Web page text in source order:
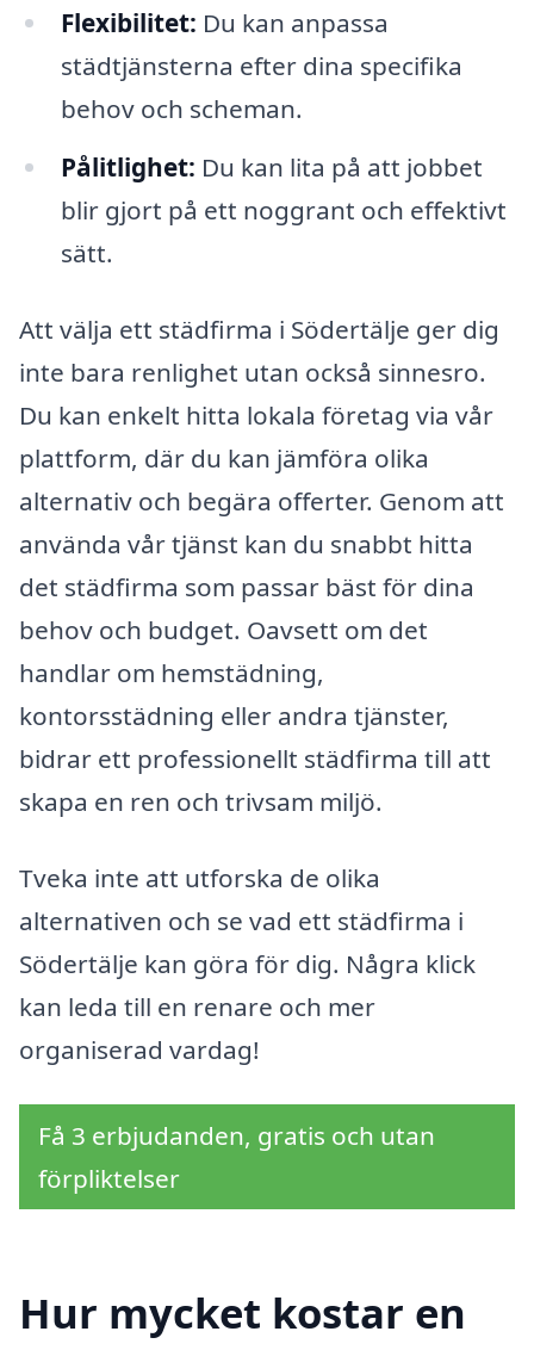
Flexibilitet: Du kan anpassa
städtjänsterna efter dina specifika
behov och scheman.
Pålitlighet: Du kan lita på att jobbet
blir gjort på ett noggrant och effektivt
sätt.
Att välja ett städfirma i Södertälje ger dig
inte bara renlighet utan också sinnesro.
Du kan enkelt hitta lokala företag via vår
plattform, där du kan jämföra olika
alternativ och begära offerter. Genom att
använda vår tjänst kan du snabbt hitta
det städfirma som passar bäst för dina
behov och budget. Oavsett om det
handlar om hemstädning,
kontorsstädning eller andra tjänster,
bidrar ett professionellt städfirma till att
skapa en ren och trivsam miljö.
Tveka inte att utforska de olika
alternativen och se vad ett städfirma i
Södertälje kan göra för dig. Några klick
kan leda till en renare och mer
organiserad vardag!
Få 3 erbjudanden, gratis och utan
förpliktelser
Hur mycket kostar en